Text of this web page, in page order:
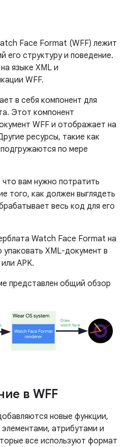
Face Format (WFF) лежит
его структуру и поведение.
языке XML и
WFF.
в себя компонент для
Этот компонент
WFF и отображает на
ресурсы, такие как
по мере
вам нужно потратить
того, как должен выглядеть
весь код для его
Watch Face Format на
XML-документ в
APK.
представлен общий обзор
в WFF
новые функции,
атрибутами и
все используют формат